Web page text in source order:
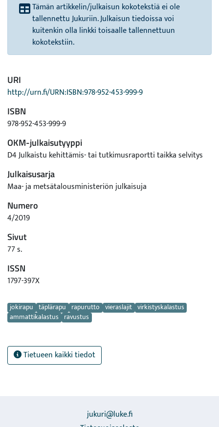
Tämän artikkelin/julkaisun kokotekstiä ei ole
tallennettu Jukuriin. Julkaisun tiedoissa voi
kuitenkin olla linkki toisaalle tallennettuun
kokotekstiin.
URI
http://urn.fi/URN:ISBN:978-952-453-999-9
ISBN
978-952-453-999-9
OKM-julkaisutyyppi
D4 Julkaistu kehittämis- tai tutkimusraportti taikka selvitys
Julkaisusarja
Maa- ja metsätalousministeriön julkaisuja
Numero
4/2019
Sivut
77 s.
ISSN
1797-397X
Avainsanat
jokirapu täplärapu rapurutto vieraslajit virkistyskalastus
ammattikalastus ravustus
Tietueen kaikki tiedot
jukuri@luke.fi